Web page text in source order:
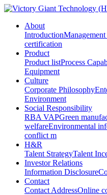
About
IntroductionManagement
certification
Product
Product listProcess
Equipment
Culture
Corporate Philosophy
Environment
Social Responsibility
RBA VAPGreen
welfareEnvironmental
conflict m
H&R
Talent StrategyTalent
Investor Relations
Information Disclosure
Contact
Contact AddressOnline